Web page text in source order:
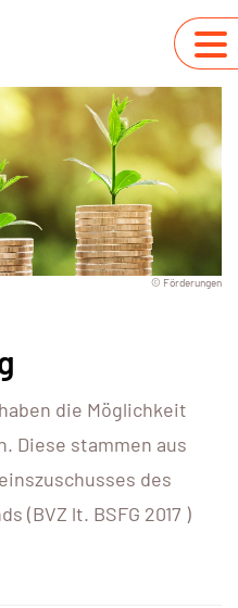
© Förderungen
die Möglichkeit
Diese stammen aus
des
(BVZ lt. BSFG 2017 )